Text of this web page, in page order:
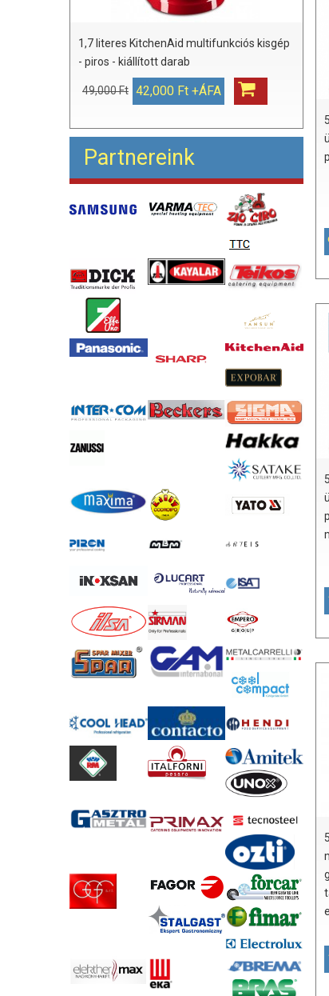
1,7 literes KitchenAid multifunkciós kisgép
- piros - kiállított darab
49,000 Ft 42,000 Ft +ÁFA
Partnereink